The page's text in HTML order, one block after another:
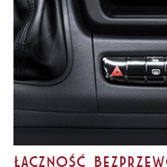
ŁĄCZNOŚĆ